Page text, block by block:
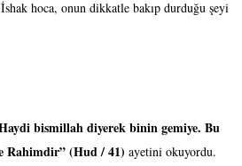
hoca, onun dikkatle bakıp durduğu şeyi
bismillah diyerek binin gemiye. Bu
Rahimdir” (Hud / 41) ayetini okuyordu.